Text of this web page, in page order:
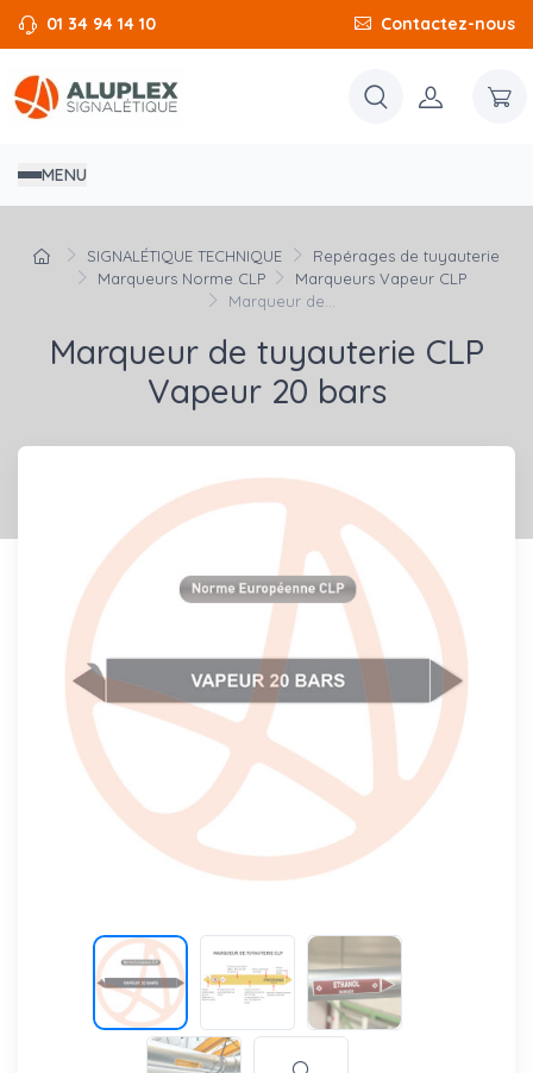
01 34 94 14 10 Contactez-nous
MENU
SIGNALÉTIQUE TECHNIQUE
Repérages de tuyauterie
Marqueurs Norme CLP
Marqueurs Vapeur CLP
Marqueur de...
Marqueur de tuyauterie CLP
Vapeur 20 bars